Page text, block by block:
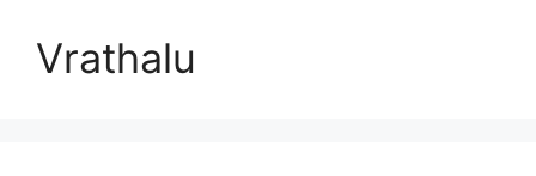
Vrathalu